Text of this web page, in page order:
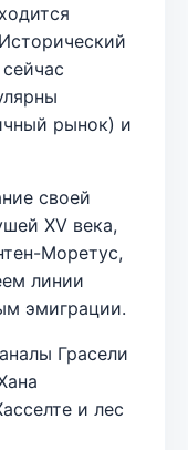
рынок) и
своей
XV века,
Моретус,
линии
эмиграции.
Грасели
и лес